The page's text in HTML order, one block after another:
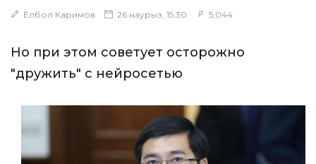
Елбол Каримов 26 наурыз, 15:30 5,044
Но при этом советует осторожно
"дружить" с нейросетью